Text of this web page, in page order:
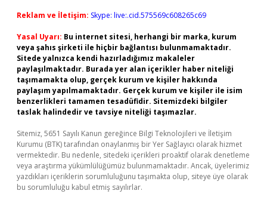
Reklam ve İletişim: Skype: live:.cid.575569c608265c69
Yasal Uyarı: Bu internet sitesi, herhangi bir marka, kurum
veya şahıs şirketi ile hiçbir bağlantısı bulunmamaktadır.
Sitede yalnızca kendi hazırladığımız makaleler
paylaşılmaktadır. Burada yer alan içerikler haber niteliği
taşımamakta olup, gerçek kurum ve kişiler hakkında
paylaşım yapılmamaktadır. Gerçek kurum ve kişiler ile isim
benzerlikleri tamamen tesadüfidir. Sitemizdeki bilgiler
taslak halindedir ve tavsiye niteliği taşımazlar.
Sitemiz, 5651 Sayılı Kanun gereğince Bilgi Teknolojileri ve İletişim
Kurumu (BTK) tarafından onaylanmış bir Yer Sağlayıcı olarak hizmet
vermektedir. Bu nedenle, sitedeki içerikleri proaktif olarak denetleme
veya araştırma yükümlülüğümüz bulunmamaktadır. Ancak, üyelerimiz
yazdıkları içeriklerin sorumluluğunu taşımakta olup, siteye üye olarak
bu sorumluluğu kabul etmiş sayılırlar.